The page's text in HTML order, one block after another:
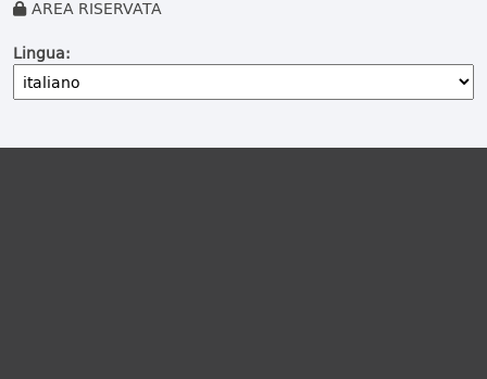
AREA RISERVATA
Lingua